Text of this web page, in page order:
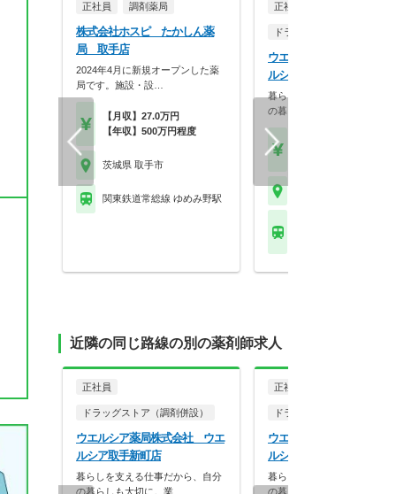
正社員 調剤薬局
株式会社ホスピ たかしん薬
局 取手店
2024年4月に新規オープンした薬
局です。施設・設…
【月収】27.0万円
【年収】500万円程度
茨城県 取手市
関東鉄道常総線 ゆめみ野駅
正社員
ドラッグストア（調剤併設
ウエルシア薬局株式会社
ルシア取手新町店
暮らしを支える仕事だから、
の暮らしも大切に。業…
近隣の同じ路線の別の薬剤師求人
正社員
ドラッグストア（調剤併設）
ウエルシア薬局株式会社 ウエ
ルシア取手新町店
暮らしを支える仕事だから、自分
の暮らしも大切に。業…
正社員
ドラッグストア（調剤併設
ウエルシア薬局株式会社
ルシア取手青柳店
暮らしを支える仕事だから、
の暮らしも大切に。業…